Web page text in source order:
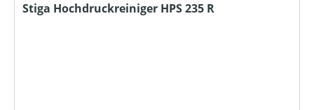
Stiga Hochdruckreiniger HPS 235 R